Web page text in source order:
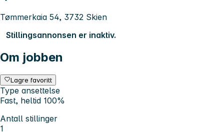
Tømmerkaia 54, 3732 Skien
Stillingsannonsen er inaktiv.
Om jobben
Lagre favoritt
Type ansettelse
Fast, heltid 100%
Antall stillinger
1